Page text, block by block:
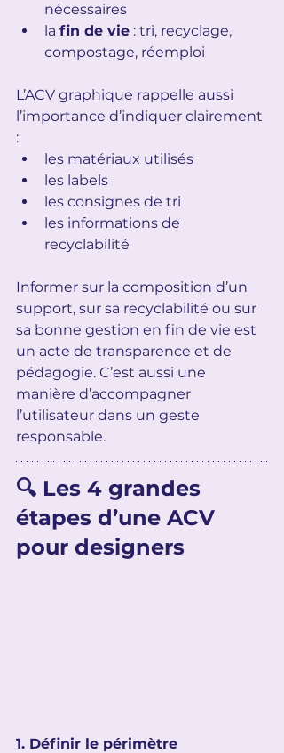
nécessaires
la fin de vie : tri, recyclage,
compostage, réemploi
L’ACV graphique rappelle aussi
l’importance d’indiquer clairement
:
les matériaux utilisés
les labels
les consignes de tri
les informations de
recyclabilité
Informer sur la composition d’un
support, sur sa recyclabilité ou sur
sa bonne gestion en fin de vie est
un acte de transparence et de
pédagogie. C’est aussi une
manière d’accompagner
l’utilisateur dans un geste
responsable.
🔍 Les 4 grandes
étapes d’une ACV
pour designers
1. Définir le périmètre